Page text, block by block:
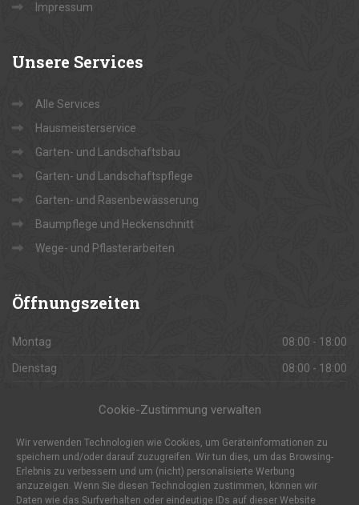
Cookie-Zustimmung verwalten
Wir verwenden Technologien wie Cookies, um Geräteinformationen zu
speichern und/oder darauf zuzugreifen. Wir tun dies, um das Browsing-
Erlebnis zu verbessern und um (nicht) personalisierte Werbung
anzuzeigen. Wenn Sie diesen Technologien zustimmen, können wir
Daten wie das Surfverhalten oder eindeutige IDs auf dieser Website
Impressum
Unsere Services
Alle Services
Hausmeisterservice
Garten- und Landschaftsbau
Garten- und Landschaftspflege
Garten- und Rasenbewässerung
Baumpflege und Heckenschnitt
Wege- und Pflasterarbeiten
Öffnungszeiten
Montag 08:00 - 18:00
Dienstag 08:00 - 18:00
Freitag 08:00 - 18:00
Samstag 08:00 - 18:00
Sonntag Geschlossen